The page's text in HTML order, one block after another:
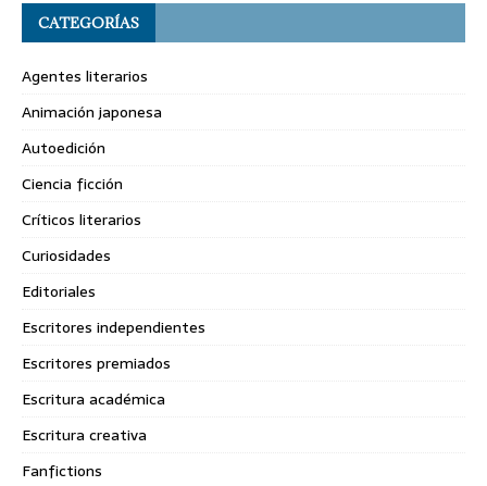
CATEGORÍAS
Agentes literarios
Animación japonesa
Autoedición
Ciencia ficción
Críticos literarios
Curiosidades
Editoriales
Escritores independientes
Escritores premiados
Escritura académica
Escritura creativa
Fanfictions